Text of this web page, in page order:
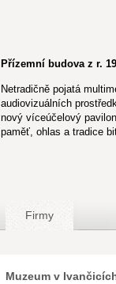
Přízemní budova z r.
Netradičně pojatá
audiovizuálních
nový víceúčelový
paměť, ohlas a tradice
Firmy
Muzeum v